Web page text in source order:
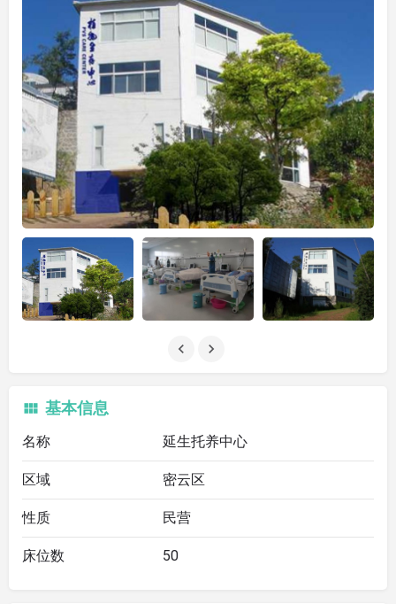
基本信息
名称 延生托养中心
区域 密云区
性质 民营
床位数 50